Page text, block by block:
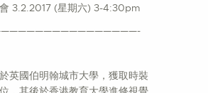
3.2.2017 (星期六) 3-4:30pm
英國伯明翰城市大學，獲取時裝